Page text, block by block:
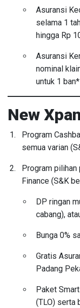
Asuransi
selama 1
hingga Rp
Asuransi
nominal
untuk 1 ban*
New
Program
semua varian
Program pilihan
Finance (S&K
DP ringan
cabang),
Bunga 0%
Gratis
Padang
Paket
(TLO) serta